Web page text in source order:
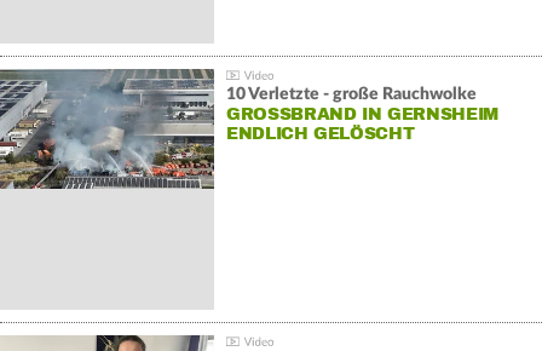
10 Verletzte - große Rauchwolke
GROSSBRAND IN GERNSHEIM E
NDLICH GELÖSCHT